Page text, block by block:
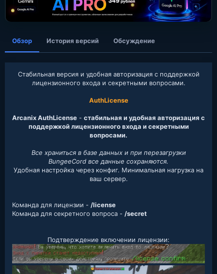
Обзор История версий Обсуждение
Стабильная версия и удобная авторизация с поддержкой
лицензионного входа и секретными вопросами.
AuthLicense
Arcanix AuthLicense - стабильная и удобная авторизация с
поддержкой лицензионного входа и секретными
вопросами.
Все храниться в базе данных и при перезагрузки
BungeeCord все данные сохраняются.
Удобная настройка через конфиг. Минимальная нагрузка на
ваш сервер.​
Команда для лицензии - /license
Команда для секретного вопроса - /secret
Подтверждение включении лицензии: